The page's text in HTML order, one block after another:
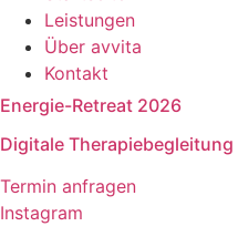
Leistungen
Über avvita
Kontakt
Energie-Retreat 2026
Digitale Therapiebegleitung
Termin anfragen
Instagram